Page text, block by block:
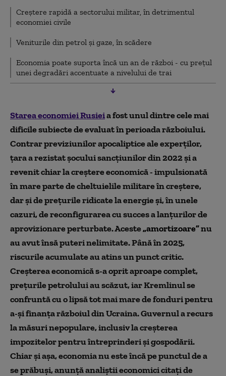
Creștere rapidă a sectorului militar, în detrimentul
economiei civile
Veniturile din petrol și gaze, în scădere
Economia poate suporta încă un an de război - cu prețul
unei degradări accentuate a nivelului de trai
Starea economiei Rusieia fost unul dintre cele mai
dificile subiecte de evaluat în perioada războiului.
Contrar previziunilor apocaliptice ale experților,
țara a rezistat șocului sancțiunilor din 2022 și a
revenit chiar la creștere economică - impulsionată
în mare parte de cheltuielile militare în creștere,
dar și de prețurile ridicate la energie și, în unele
cazuri, de reconfigurarea cu succes a lanțurilor de
aprovizionare perturbate. Aceste„amortizoare”nu
au avut însă puteri nelimitate. Până în 2025,
riscurile acumulate au atins un punct critic.
Creșterea economică s-a oprit aproape complet,
prețurile petrolului au scăzut, iar Kremlinul se
confruntă cu o lipsă tot mai mare de fonduri pentru
a-și finanța războiul din Ucraina. Guvernul a recurs
la măsuri nepopulare, inclusiv la creșterea
impozitelor pentru întreprinderi și gospodării.
Chiar și așa, economia nu este încă pe punctul de a
se prăbuși, anunță analiștii economici citați de